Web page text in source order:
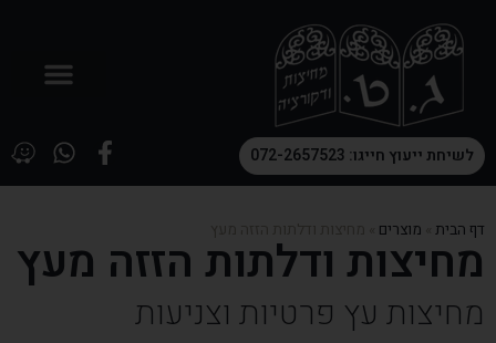
לשיחת ייעוץ חייגו: 072-2657523
דף הבית מוצרים
מחיצות ודלתות הזזה מעץ
מחיצות עץ פרטיות וצניעות